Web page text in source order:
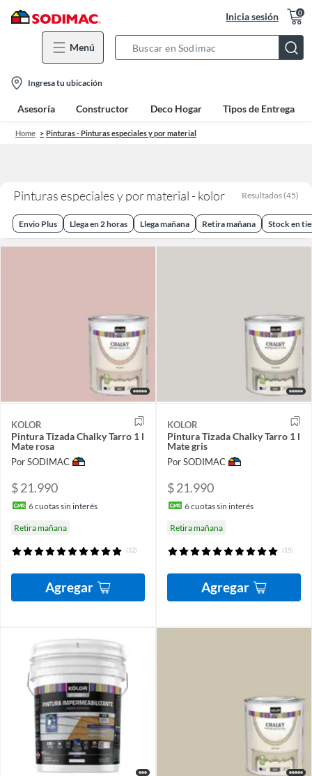
Inicia sesión 0
Menú
Bar
location-
icon
Ingresa tu ubicación
Asesoría Constructor Deco Hogar Tipos de Entrega
Home Pinturas - Pinturas especiales y por material
Pinturas especiales y por material - kolor Resultados (45)
Envio Plus Llega en 2 horas Llega mañana Retira mañana Stock en
KOLOR
Pintura Tizada Chalky Tarro 1 l
Mate rosa
Por SODIMAC
$ 21.990
6cuotas sin interés
Retira mañana
(12)
Agregar
KOLOR
Pintura Tizada Chalky Tarro 1 l
Mate gris
Por SODIMAC
$ 21.990
6cuotas sin interés
Retira mañana
(15)
Agregar